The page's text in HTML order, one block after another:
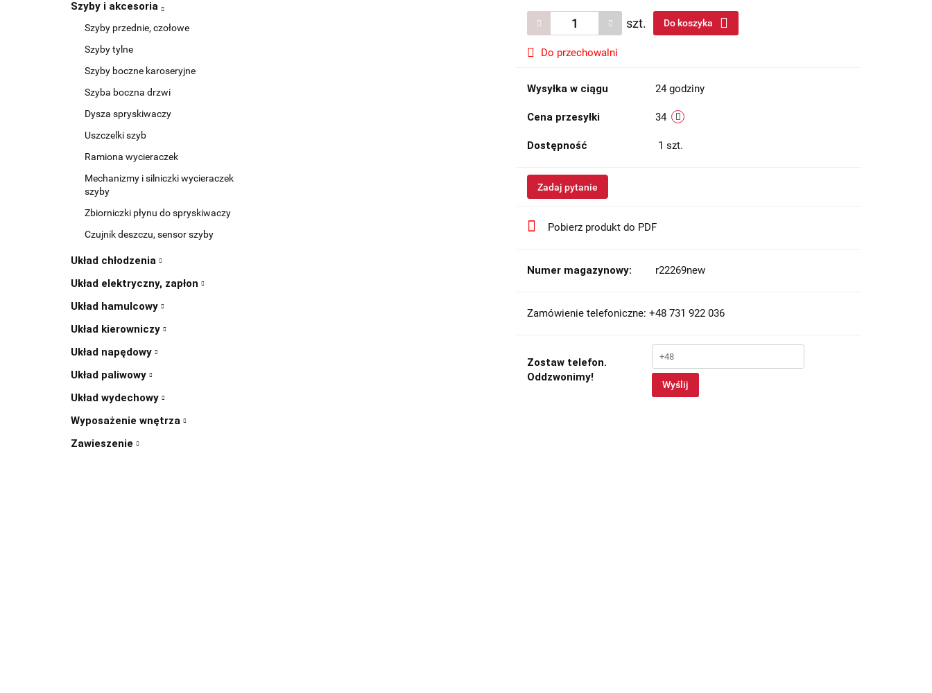
Szyby i akcesoria
Szyby przednie, czołowe
Szyby tylne
Szyby boczne karoseryjne
Szyba boczna drzwi
Dysza spryskiwaczy
Uszczelki szyb
Ramiona wycieraczek
Mechanizmy i silniczki wycieraczek
szyby
Zbiorniczki płynu do spryskiwaczy
Czujnik deszczu, sensor szyby
Układ chłodzenia
Układ elektryczny, zapłon
Układ hamulcowy
Układ kierowniczy
Układ napędowy
Układ paliwowy
Układ wydechowy
Wyposażenie wnętrza
Zawieszenie
szt. Do koszyka
Do przechowalni
Wysyłka w ciągu 24 godziny
Cena przesyłki 34
Dostępność 1 szt.
Zadaj pytanie
Pobierz produkt do PDF
Numer magazynowy: r22269new
Zamówienie telefoniczne: +48 731 922 036
Zostaw telefon.
Oddzwonimy!
Wyślij